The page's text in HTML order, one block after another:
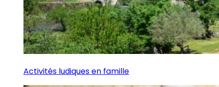
Activités ludiques en famille